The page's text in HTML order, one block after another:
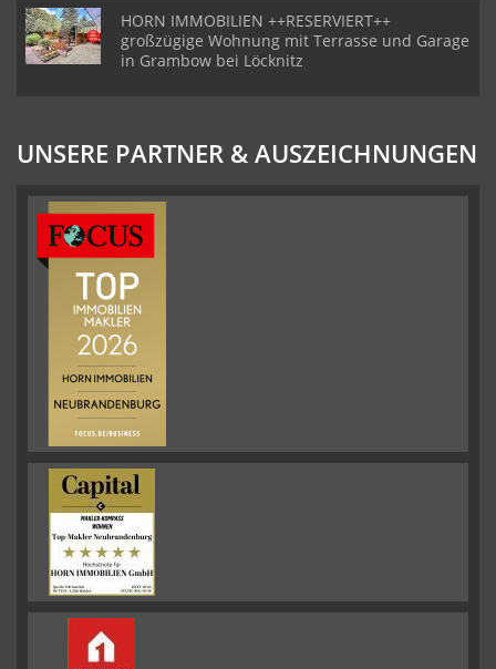
HORN IMMOBILIEN ++RESERVIERT++
großzügige Wohnung mit Terrasse und Garage
in Grambow bei Löcknitz
UNSERE PARTNER & AUSZEICHNUNGEN